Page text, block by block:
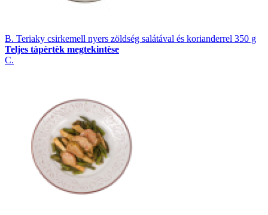
B. Teriaky csirkemell nyers zöldség salátával és korianderrel 350 g
Teljes tàpèrtèk megtekintèse
C.